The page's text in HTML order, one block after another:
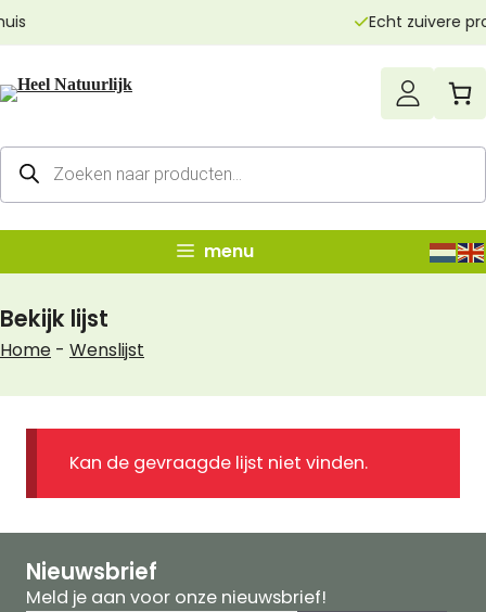
Ga
inhoud
Echt zuivere producten
Producten
zoeken
menu
Bekijk lijst
Home - Wenslijst
Kan de gevraagde lijst niet vinden.
Nieuwsbrief
Meld je aan voor onze nieuwsbrief!